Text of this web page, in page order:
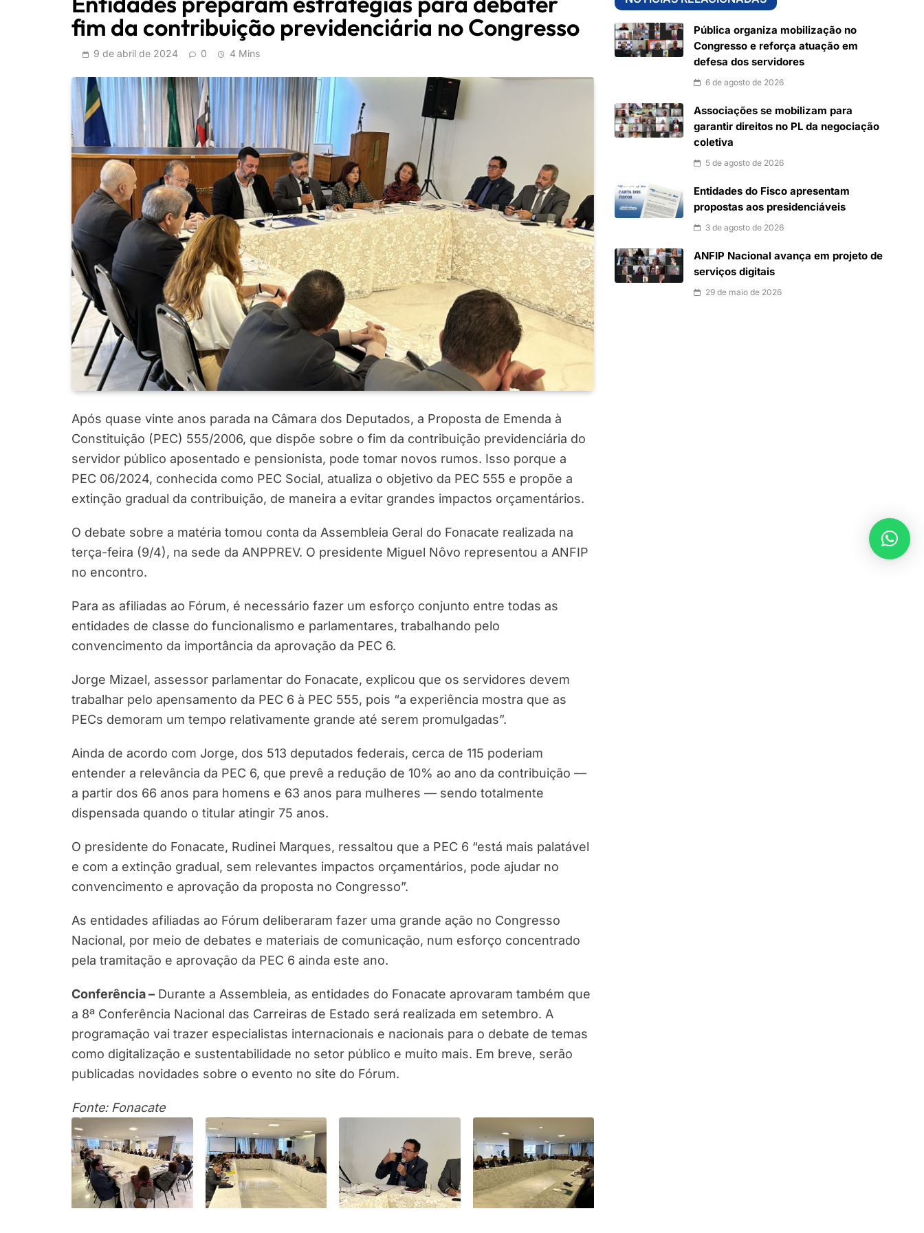
fim da contribuição previdenciária no Congresso
9 de abril de 2024 0 4 Mins
Após quase vinte anos parada na Câmara dos Deputados, a Proposta de Emenda à
Constituição (PEC) 555/2006, que dispõe sobre o fim da contribuição previdenciária do
servidor público aposentado e pensionista, pode tomar novos rumos. Isso porque a
PEC 06/2024, conhecida como PEC Social, atualiza o objetivo da PEC 555 e propõe a
extinção gradual da contribuição, de maneira a evitar grandes impactos orçamentários.
O debate sobre a matéria tomou conta da Assembleia Geral do Fonacate realizada na
terça-feira (9/4), na sede da ANPPREV. O presidente Miguel Nôvo representou a ANFIP
no encontro.
Para as afiliadas ao Fórum, é necessário fazer um esforço conjunto entre todas as
entidades de classe do funcionalismo e parlamentares, trabalhando pelo
convencimento da importância da aprovação da PEC 6.
Jorge Mizael, assessor parlamentar do Fonacate, explicou que os servidores devem
trabalhar pelo apensamento da PEC 6 à PEC 555, pois “a experiência mostra que as
PECs demoram um tempo relativamente grande até serem promulgadas”.
Ainda de acordo com Jorge, dos 513 deputados federais, cerca de 115 poderiam
entender a relevância da PEC 6, que prevê a redução de 10% ao ano da contribuição —
a partir dos 66 anos para homens e 63 anos para mulheres — sendo totalmente
dispensada quando o titular atingir 75 anos.
O presidente do Fonacate, Rudinei Marques, ressaltou que a PEC 6 “está mais palatável
e com a extinção gradual, sem relevantes impactos orçamentários, pode ajudar no
convencimento e aprovação da proposta no Congresso”.
As entidades afiliadas ao Fórum deliberaram fazer uma grande ação no Congresso
Nacional, por meio de debates e materiais de comunicação, num esforço concentrado
pela tramitação e aprovação da PEC 6 ainda este ano.
Conferência – Durante a Assembleia, as entidades do Fonacate aprovaram também que
a 8ª Conferência Nacional das Carreiras de Estado será realizada em setembro. A
programação vai trazer especialistas internacionais e nacionais para o debate de temas
como digitalização e sustentabilidade no setor público e muito mais. Em breve, serão
publicadas novidades sobre o evento no site do Fórum.
Fonte: Fonacate
Pública organiza mobilização no
Congresso e reforça atuação em
defesa dos servidores
6 de agosto de 2026
Associações se mobilizam para
garantir direitos no PL da negociação
coletiva
5 de agosto de 2026
Entidades do Fisco apresentam
propostas aos presidenciáveis
3 de agosto de 2026
ANFIP Nacional avança em projeto de
serviços digitais
29 de maio de 2026